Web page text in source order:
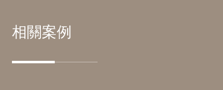
相關案例